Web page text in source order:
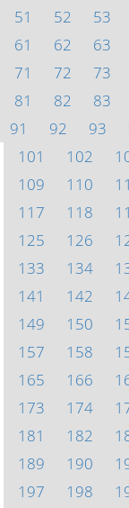
51
52 53
61
62 63
71
72 73
81
82 83
91
92 93
101
102
109
110
117
118
125
126
133
134
141
142
149
150
157
158
165
166
173
174
181
182
189
190
197
198